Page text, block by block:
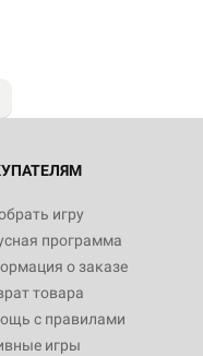
игру
программа
о заказе
товара
с правилами
игры